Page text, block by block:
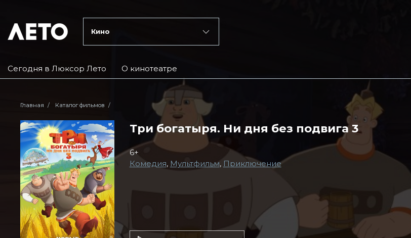
Кино
Сегодня в Люксор Лето О кинотеатре
Главная Каталог фильмов
Три богатыря. Ни дня без подвига 3
6+
Комедия, Мультфильм, Приключение